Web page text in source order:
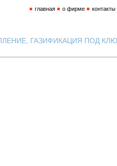
ГАЗИФИКАЦИЯ ПОД
главная о фирме контакты